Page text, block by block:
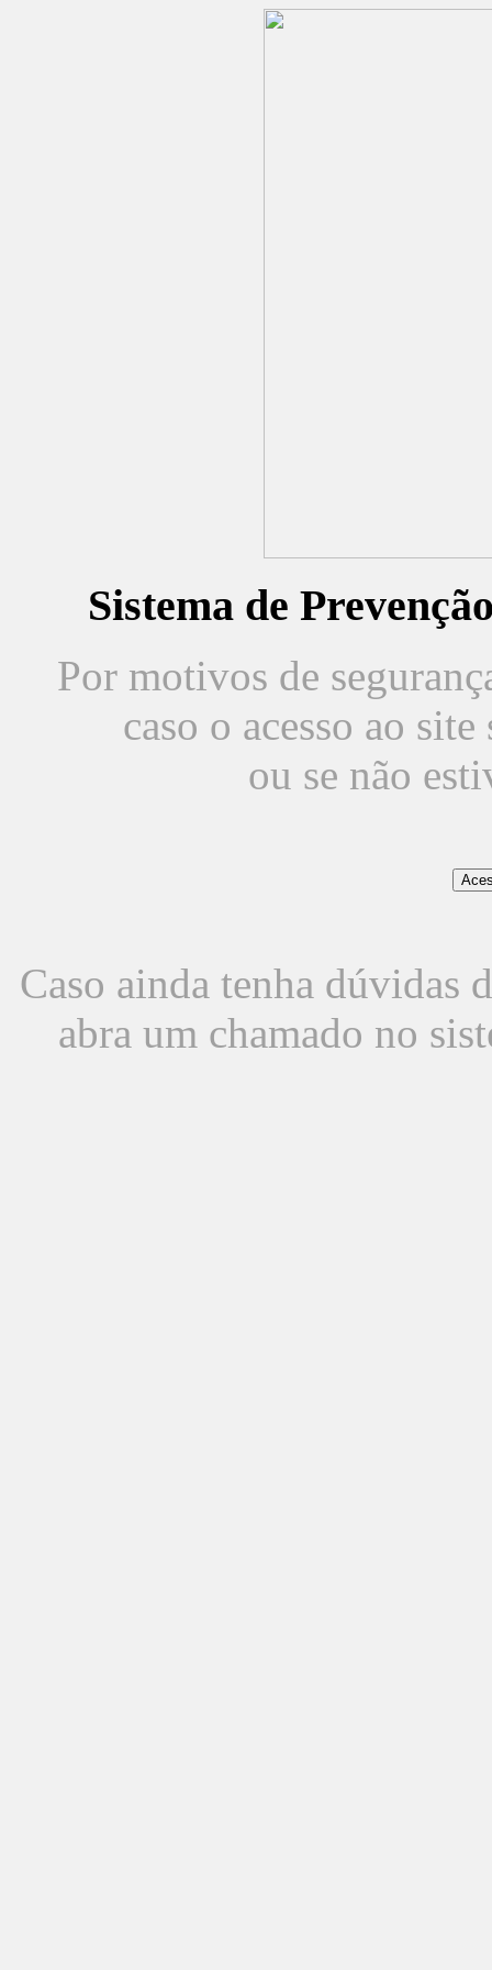
Sistema de
Por motivos de
caso o acesso ao
ou se não
Caso ainda tenha dúvidas
abra um chamado no